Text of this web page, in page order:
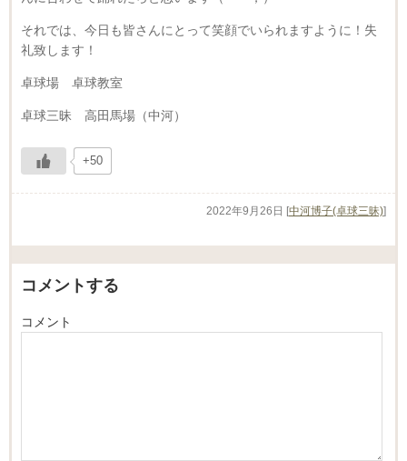
それでは、今日も皆さんにとって笑顔でいられますように！失
礼致します！
卓球場 卓球教室
卓球三昧 高田馬場（中河）
+50
2022年9月26日 [中河博子(卓球三昧)]
コメントする
コメント